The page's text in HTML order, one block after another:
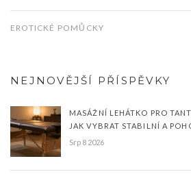
EROTICKÉ POMŮCKY
NEJNOVĚJŠÍ PŘÍSPĚVKY
MASÁŽNÍ LEHÁTKO PRO
JAK VYBRAT STABILNÍ A
Srp 8 2026